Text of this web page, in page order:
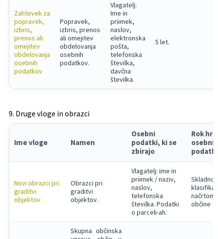
Zahtevek za
popravek,
izbris,
prenos ali
omejitev
obdelovanja
osebnih
podatkov
Popravek,
izbris, prenos
ali omejitev
obdelovanja
osebnih
podatkov.
Vlagatelj:
Ime in
priimek,
naslov,
elektronska
pošta,
telefonska
številka,
davčna
številka.
5 let.
9. Druge vloge in obrazci
Ime vloge Namen
Osebni
podatki, ki se
zbirajo
Rok
osebnih
Novi obrazci pri
graditvi
objektov
Obrazci pri
graditvi
objektov.
Vlagatelj: ime in
priimek / naziv,
naslov,
telefonska
številka. Podatki
o parceli-ah.
Skladno
načrtom
občine
Skupna občinska